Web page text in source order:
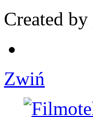
Created by
Zwiń